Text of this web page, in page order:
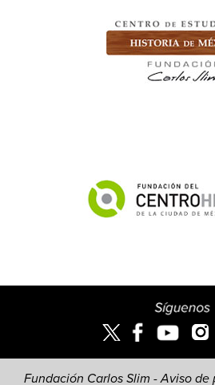
Fundación Carlos Slim -Aviso de